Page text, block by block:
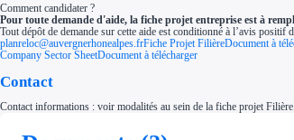
Comment candidater ?
Pour toute demande d'aide, la fiche projet entreprise est à
Tout dépôt de demande sur cette aide est conditionné à l’avis
planreloc@auvergnerhonealpes.frFiche Projet FilièreDocument à
Company Sector SheetDocument à télécharger
Contact
Contact informations : voir modalités au sein de la fiche projet Filière.